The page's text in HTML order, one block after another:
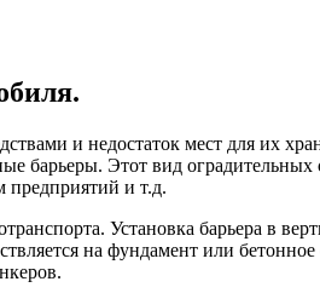
и недостаток мест для их
барьеры. Этот вид оградительных
предприятий и т.д.
Установка барьера в
на фундамент или бетонное